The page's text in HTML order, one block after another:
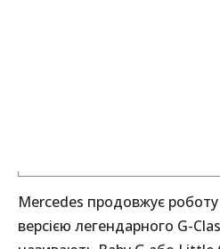
Mercedes продовжує
версією легендарного G-